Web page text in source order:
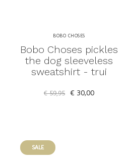
BOBO CHOSES
Bobo Choses pickles
the dog sleeveless
sweatshirt - trui
€ 59,95 € 30,00
SALE